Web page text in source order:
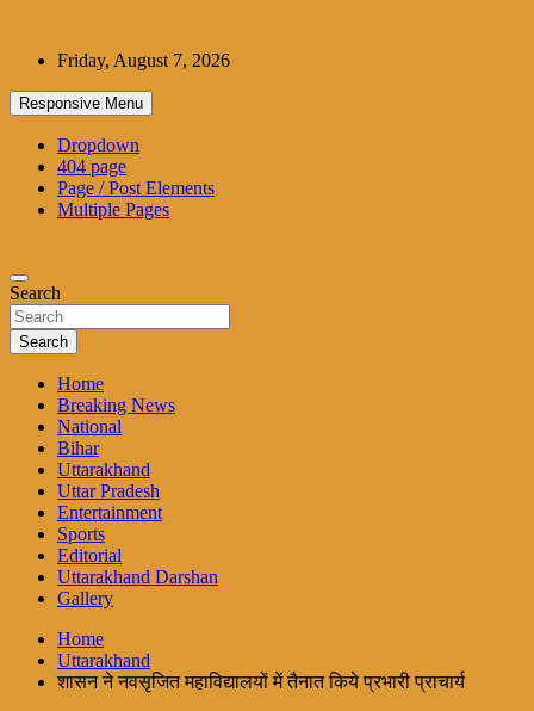
contentFriday, August 7, 2026
Responsive Menu
Dropdown
404 page
Page / Post Elements
Multiple Pages
Search
Search
Home
Breaking News
National
Bihar
Uttarakhand
Uttar Pradesh
Entertainment
Sports
Editorial
Uttarakhand Darshan
Gallery
Home
Uttarakhand
शासन ने नवसृजित महाविद्यालयों में तैनात किये प्रभारी प्राचार्य